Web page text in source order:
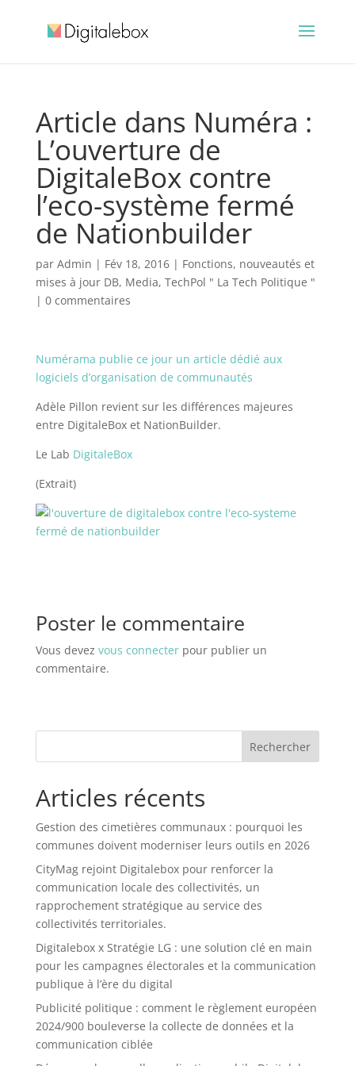
Article dans Numéra :
L’ouverture de
DigitaleBox contre
l’eco-système fermé
de Nationbuilder
par Admin | Fév 18, 2016| Fonctions, nouveautés et
mises à jour DB, Media, TechPol " La Tech Politique "
| 0 commentaires
Numérama publie ce jour un article dédié aux
logiciels d’organisation de communautés
Adèle Pillon revient sur les différences majeures
entre DigitaleBox et NationBuilder.
Le Lab DigitaleBox
(Extrait)
Poster le commentaire
Vous devez vous connecterpour publier un
commentaire.
Rechercher
Articles récents
Gestion des cimetières communaux : pourquoi les
communes doivent moderniser leurs outils en 2026
CityMag rejoint Digitalebox pour renforcer la
communication locale des collectivités, un
rapprochement stratégique au service des
collectivités territoriales.
Digitalebox x Stratégie LG : une solution clé en main
pour les campagnes électorales et la communication
publique à l’ère du digital
Publicité politique : comment le règlement européen
2024/900 bouleverse la collecte de données et la
communication ciblée